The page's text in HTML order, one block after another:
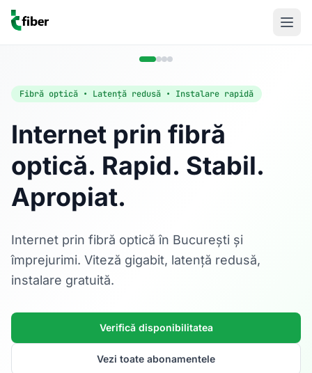
Fibră optică • Latență redusă • Instalare rapidă
Internet prin fibră
optică. Rapid. Stabil.
Apropiat.
Internet prin fibră optică în București și
împrejurimi. Viteză gigabit, latență redusă,
instalare gratuită.
Verifică disponibilitatea
Vezi toate abonamentele
Acasă
Internet Rezidențial
Fibră optică până la 1 Gbps, direct în casa ta.